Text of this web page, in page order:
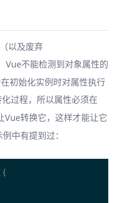
以及废弃
Vue不能检测到对象属性的
初始化实例时对属性执行
过程，所以属性必须在
Vue转换它，这样才能让它
中有提到过：